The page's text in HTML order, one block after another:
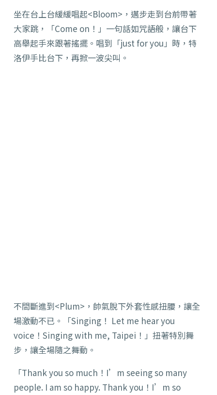
坐在台上台緩緩唱起<Bloom>，邁步走到台前帶著
大家跳，「Come on！」一句話如咒語般，讓台下
高舉起手來跟著搖擺。唱到「just for you」時，特
洛伊手比台下，再掀一波尖叫。
不間斷進到<Plum>，帥氣脫下外套性感扭腰，讓全
場激動不已。「Singing！ Let me hear you
voice！Singing with me, Taipei！」扭著特別舞
步，讓全場隨之舞動。
「Thank you so much！I’m seeing so many
people. I am so happy. Thank you！I’m so